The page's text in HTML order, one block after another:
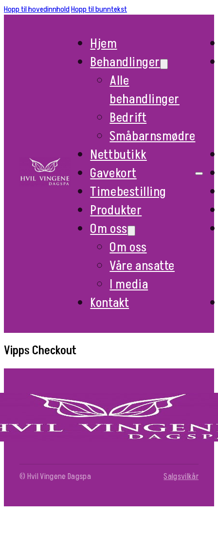
Hopp til hovedinnholdHopp til bunntekst
Hjem
Behandlinger
Alle
behandlinger
Bedrift
Småbarnsmødre
Nettbutikk
Gavekort
Timebestilling
Produkter
Om oss
Om oss
Våre ansatte
I media
Kontakt
Vipps Checkout
© Hvil Vingene Dagspa Salgsvilkår